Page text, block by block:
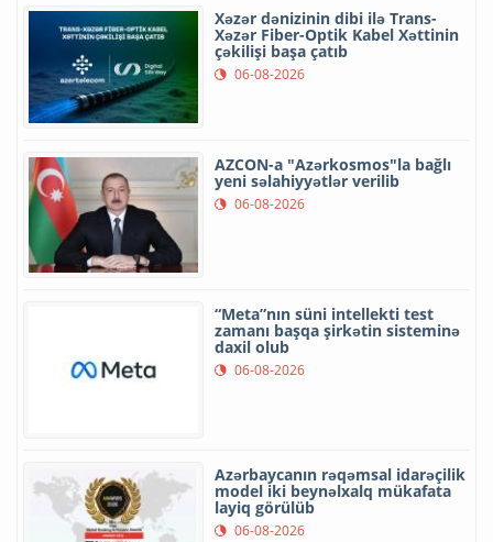
Xəzər dənizinin dibi ilə Trans-
Xəzər Fiber-Optik Kabel Xəttinin
çəkilişi başa çatıb
06-08-2026
AZCON-a "Azərkosmos"la bağlı
yeni səlahiyyətlər verilib
06-08-2026
“Meta”nın süni intellekti test
zamanı başqa şirkətin sisteminə
daxil olub
06-08-2026
Azərbaycanın rəqəmsal idarəçilik
model iki beynəlxalq mükafata
layiq görülüb
06-08-2026